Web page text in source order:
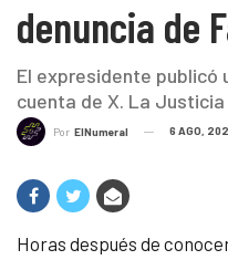
denuncia de
El expresidente publicó
cuenta de X. La
Por ElNumeral 6 AGO,
Horas después de